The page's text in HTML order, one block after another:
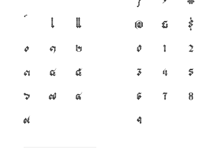
เ
แ
๐
๑
๒
๓
๔
๕
๖
๗
๘
๙
@
&
$
0
1
2
3
4
5
6
7
8
9